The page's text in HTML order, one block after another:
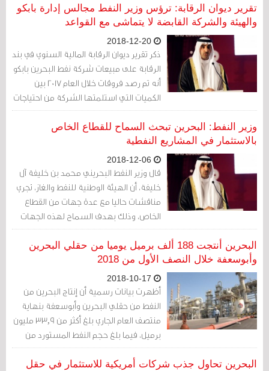
الخصوص
تقرير ديوان الرقابة: ترؤس وزير النفط مجالس إدارة بابكو
والهيئة والشركة القابضة لا يتماشى مع القواعد
ذكر تقرير ديوان الرقابة المالية السنوي في بند
الرقابة على مبيعات شركة نفط البحرين بابكو
أنه تم رصد فروقات خلال العام 2017 بين
الكميات التي استلمتها الشركة من احتياجات
المصفاة من النفط الخام من شركة أرامكو
وهي تتجاوز النسبة التراكمية المسموح بها
للفروقات خلال السنة المحددة بمقدار 0.5 %
وزير النفط: البحرين تبحث السماح للقطاع الخاص
بالاستثمار في المشاريع النفطية
قال وزير النفط البحريني محمد بن خليفة آل
خليفة، أن الهيئة الوطنية للنفط والغاز، تجري
مناقشات حاليا مع عدة جهات من القطاع
الخاص، وذلك بهدف السماح لهذه الجهات
بالاستثمار في المشاريع النفطية داخل
مملكة البحرين
البحرين أنتجت 188 ألف برميل يوميا من حقلي البحرين
وأبوسعفة خلال النصف الأول من 2018
أظهرت بيانات رسمية أن إنتاج البحرين من
النفط من حقلي البحرين وأبوسعفة بنهاية
منتصف العام الجاري بلغ أكثر من 33,9 مليون
برميل، فيما بلغ حجم النفط المستورد من
السعودية (عبارة عن منتجات نفطية) حوالي
38,915 مليون برميل خلال الفترة ذاتها، ما
البحرين تحاول جذب شركات أمريكية للاستثمار في حقل